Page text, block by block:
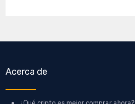
Acerca de